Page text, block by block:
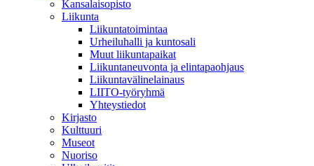
Kansalaisopisto
Liikunta
Liikuntatoimintaa
Urheiluhalli ja kuntosali
Muut liikuntapaikat
Liikuntaneuvonta ja elintapaohjaus
Liikuntavälinelainaus
LIITO-työryhmä
Yhteystiedot
Kirjasto
Kulttuuri
Museot
Nuoriso